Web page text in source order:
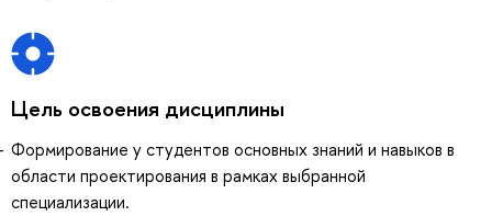
Цель освоения дисциплины
Формирование у студентов основных знаний и навыков в
области проектирования в рамках выбранной
специализации.